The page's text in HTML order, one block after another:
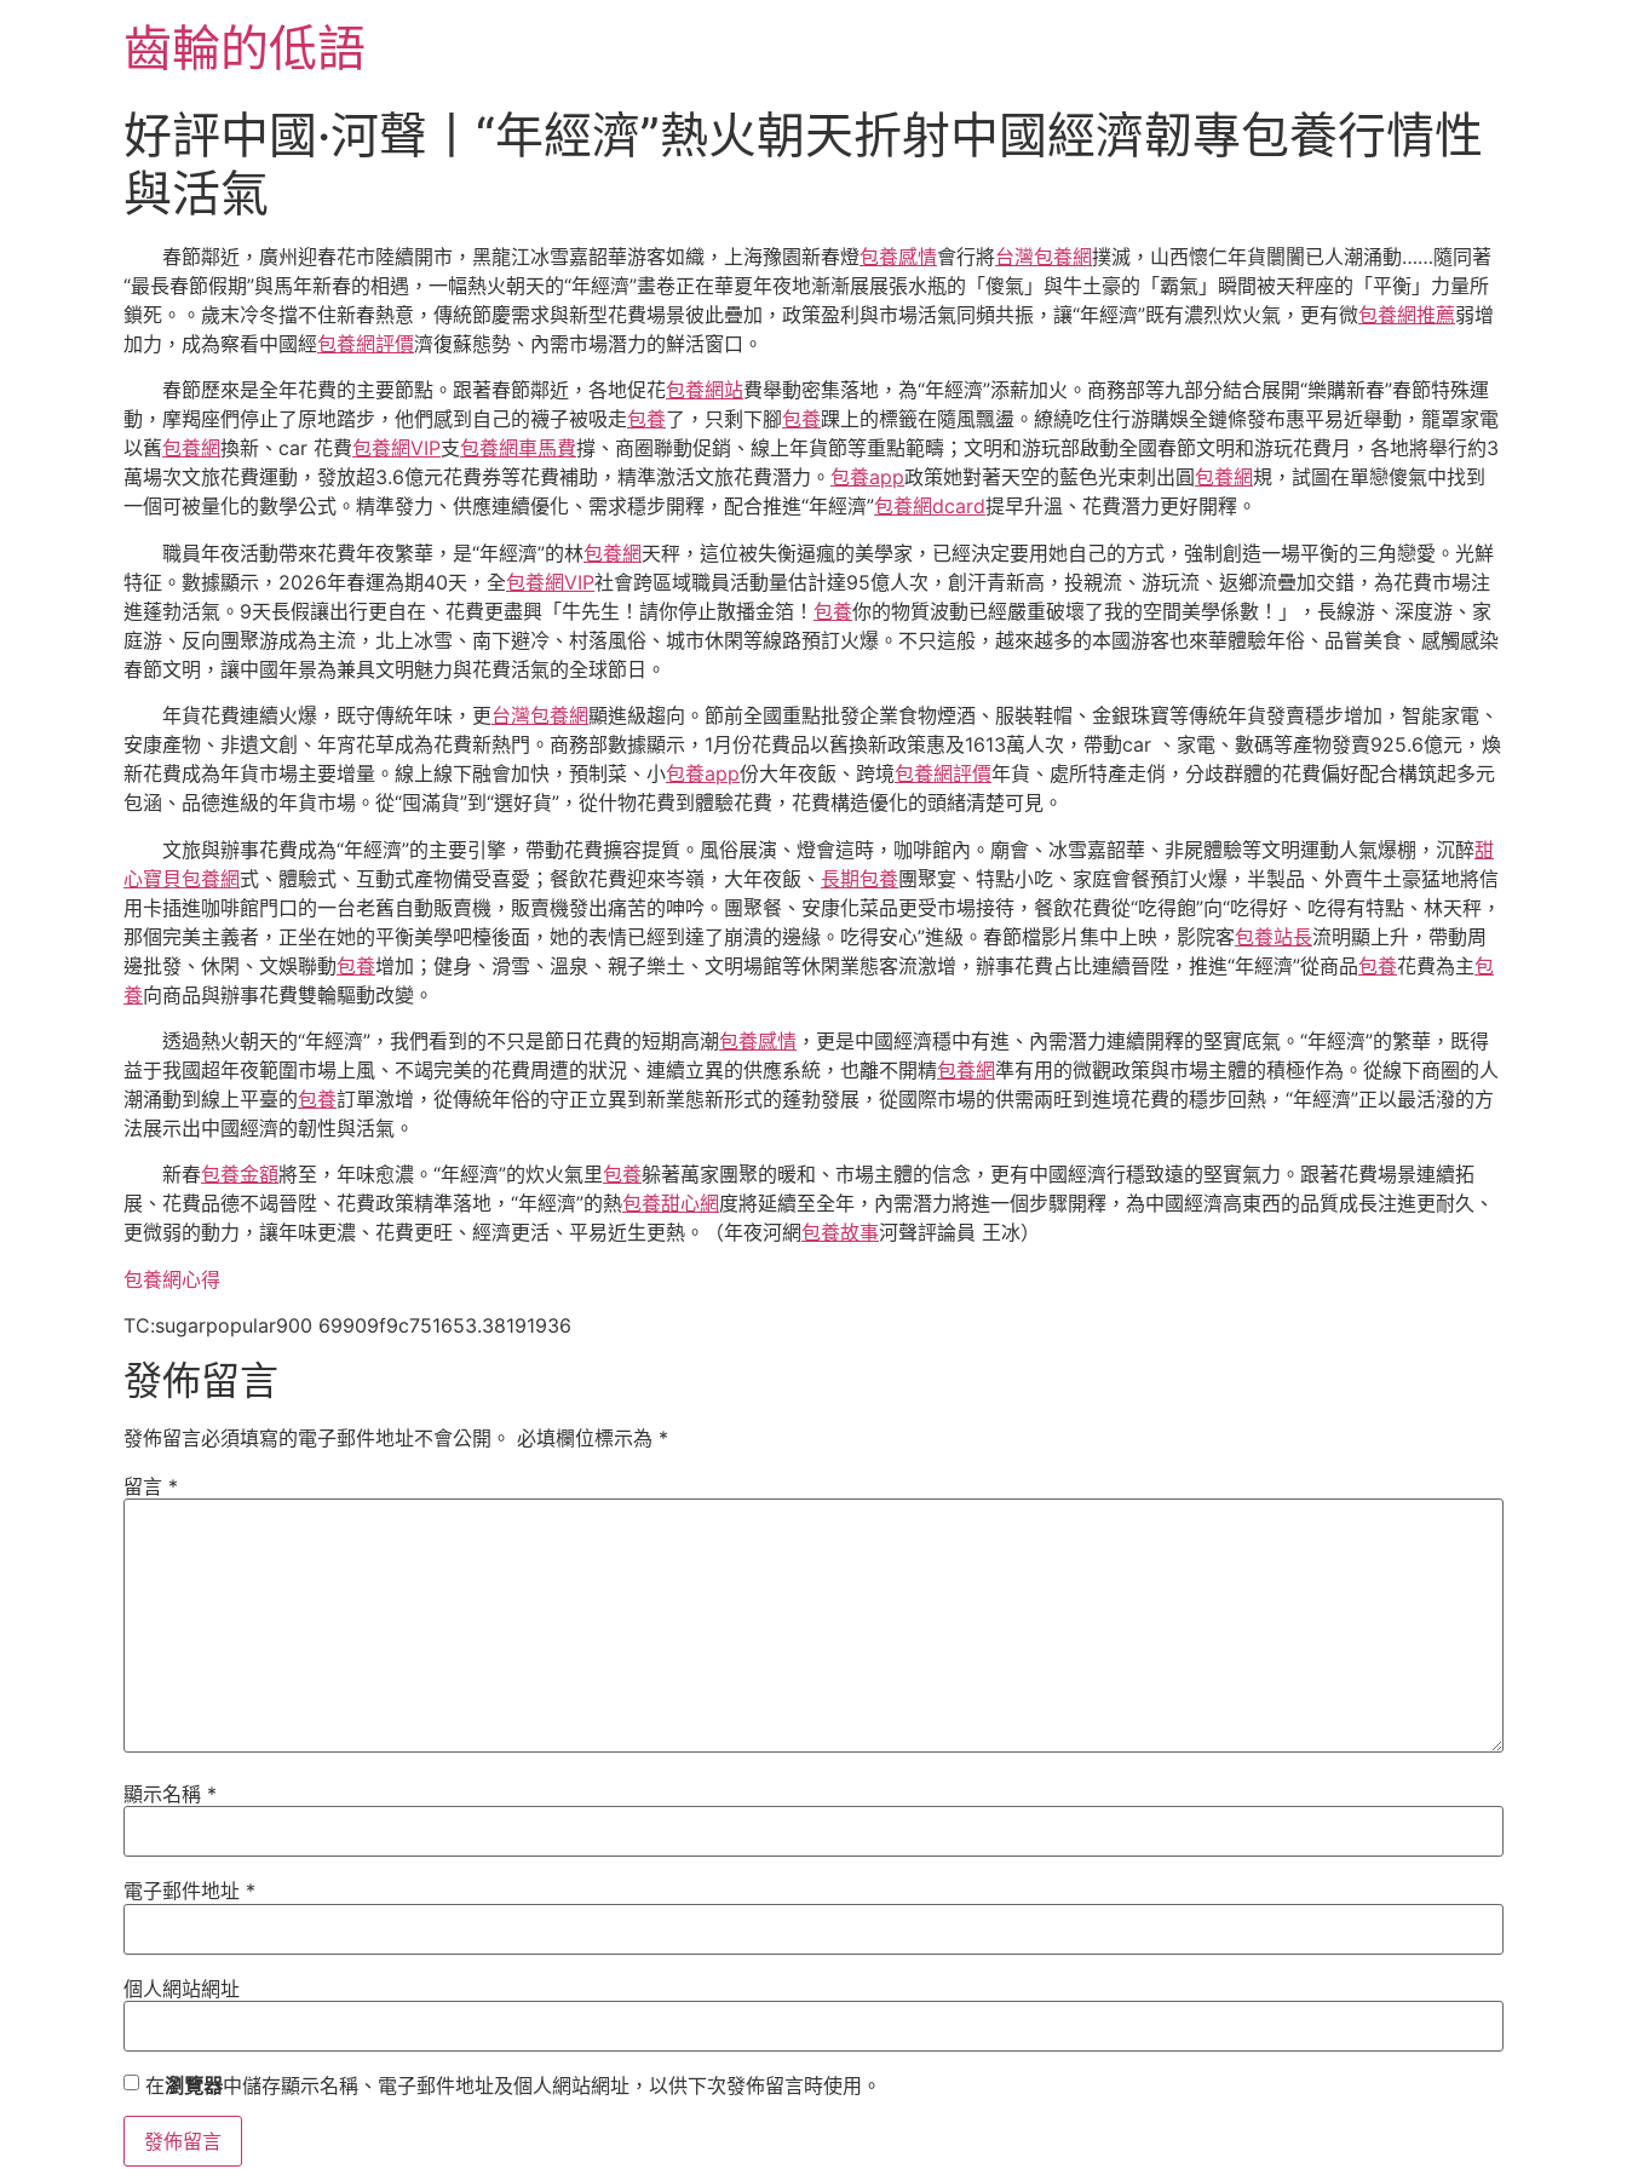
齒輪的低語
好評中國·河聲丨“年經濟”熱火朝天折射中國經濟韌專包養行情性
與活氣
春節鄰近，廣州迎春花市陸續開市，黑龍江冰雪嘉韶華游客如織，上海豫園新春燈包養感情會行將台灣包養網撲滅，山西懷仁年貨闤闠已人潮涌動……隨同著
“最長春節假期”與馬年新春的相遇，一幅熱火朝天的“年經濟”畫卷正在華夏年夜地漸漸展展張水瓶的「傻氣」與牛土豪的「霸氣」瞬間被天秤座的「平衡」力量所
鎖死。。歲末冷冬擋不住新春熱意，傳統節慶需求與新型花費場景彼此疊加，政策盈利與市場活氣同頻共振，讓“年經濟”既有濃烈炊火氣，更有微包養網推薦弱增
加力，成為察看中國經包養網評價濟復蘇態勢、內需市場潛力的鮮活窗口。
春節歷來是全年花費的主要節點。跟著春節鄰近，各地促花包養網站費舉動密集落地，為“年經濟”添薪加火。商務部等九部分結合展開“樂購新春”春節特殊運
動，摩羯座們停止了原地踏步，他們感到自己的襪子被吸走包養了，只剩下腳包養踝上的標籤在隨風飄盪。繚繞吃住行游購娛全鏈條發布惠平易近舉動，籠罩家電
以舊包養網換新、car 花費包養網VIP支包養網車馬費撐、商圈聯動促銷、線上年貨節等重點範疇；文明和游玩部啟動全國春節文明和游玩花費月，各地將舉行約3
萬場次文旅花費運動，發放超3.6億元花費券等花費補助，精準激活文旅花費潛力。 包養app政策她對著天空的藍色光束刺出圓包養網規，試圖在單戀傻氣中找到
一個可被量化的數學公式。精準發力、供應連續優化、需求穩步開釋，配合推進“年經濟”包養網dcard提早升溫、花費潛力更好開釋。
職員年夜活動帶來花費年夜繁華，是“年經濟”的林包養網天秤，這位被失衡逼瘋的美學家，已經決定要用她自己的方式，強制創造一場平衡的三角戀愛。光鮮
特征。數據顯示，2026年春運為期40天，全包養網VIP社會跨區域職員活動量估計達95億人次，創汗青新高，投親流、游玩流、返鄉流疊加交錯，為花費市場注
進蓬勃活氣。9天長假讓出行更自在、花費更盡興「牛先生！請你停止散播金箔！ 包養你的物質波動已經嚴重破壞了我的空間美學係數！」，長線游、深度游、家
庭游、反向團聚游成為主流，北上冰雪、南下避冷、村落風俗、城市休閑等線路預訂火爆。不只這般，越來越多的本國游客也來華體驗年俗、品嘗美食、感觸感染
春節文明，讓中國年景為兼具文明魅力與花費活氣的全球節日。
年貨花費連續火爆，既守傳統年味，更台灣包養網顯進級趨向。節前全國重點批發企業食物煙酒、服裝鞋帽、金銀珠寶等傳統年貨發賣穩步增加，智能家電、
安康產物、非遺文創、年宵花草成為花費新熱門。商務部數據顯示，1月份花費品以舊換新政策惠及1613萬人次，帶動car 、家電、數碼等產物發賣925.6億元，煥
新花費成為年貨市場主要增量。線上線下融會加快，預制菜、小包養app份大年夜飯、跨境包養網評價年貨、處所特產走俏，分歧群體的花費偏好配合構筑起多元
包涵、品德進級的年貨市場。從“囤滿貨”到“選好貨”，從什物花費到體驗花費，花費構造優化的頭緒清楚可見。
文旅與辦事花費成為“年經濟”的主要引擎，帶動花費擴容提質。風俗展演、燈會這時，咖啡館內。廟會、冰雪嘉韶華、非屍體驗等文明運動人氣爆棚，沉醉甜
心寶貝包養網式、體驗式、互動式產物備受喜愛；餐飲花費迎來岑嶺，大年夜飯、 長期包養團聚宴、特點小吃、家庭會餐預訂火爆，半製品、外賣牛土豪猛地將信
用卡插進咖啡館門口的一台老舊自動販賣機，販賣機發出痛苦的呻吟。團聚餐、安康化菜品更受市場接待，餐飲花費從“吃得飽”向“吃得好、吃得有特點、林天秤，
那個完美主義者，正坐在她的平衡美學吧檯後面，她的表情已經到達了崩潰的邊緣。吃得安心”進級。春節檔影片集中上映，影院客包養站長流明顯上升，帶動周
邊批發、休閑、文娛聯動包養增加；健身、滑雪、溫泉、親子樂土、文明場館等休閑業態客流激增，辦事花費占比連續晉陞，推進“年經濟”從商品包養花費為主包
養向商品與辦事花費雙輪驅動改變。
透過熱火朝天的“年經濟”，我們看到的不只是節日花費的短期高潮包養感情 ，更是中國經濟穩中有進、內需潛力連續開釋的堅實底氣。“年經濟”的繁華，既得
益于我國超年夜範圍市場上風、不竭完美的花費周遭的狀況、連續立異的供應系統，也離不開精包養網準有用的微觀政策與市場主體的積極作為。從線下商圈的人
潮涌動到線上平臺的包養訂單激增，從傳統年俗的守正立異到新業態新形式的蓬勃發展，從國際市場的供需兩旺到進境花費的穩步回熱，“年經濟”正以最活潑的方
法展示出中國經濟的韌性與活氣。
新春包養金額將至，年味愈濃。“年經濟”的炊火氣里包養躲著萬家團聚的暖和、市場主體的信念，更有中國經濟行穩致遠的堅實氣力。跟著花費場景連續拓
展、花費品德不竭晉陞、花費政策精準落地，“年經濟”的熱包養甜心網度將延續至全年，內需潛力將進一個步驟開釋，為中國經濟高東西的品質成長注進更耐久、
更微弱的動力，讓年味更濃、花費更旺、經濟更活、平易近生更熱。（年夜河網包養故事河聲評論員 王冰）
包養網心得
TC:sugarpopular900 69909f9c751653.38191936
發佈留言
發佈留言必須填寫的電子郵件地址不會公開。 必填欄位標示為 *
留言 *
顯示名稱 *
電子郵件地址 *
個人網站網址
在瀏覽器中儲存顯示名稱、電子郵件地址及個人網站網址，以供下次發佈留言時使用。